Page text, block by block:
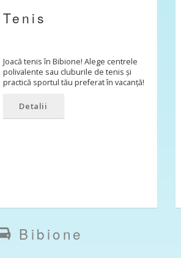
Tenis
Joacă tenis în Bibione! Alege centrele
polivalente sau cluburile de tenis și
practică sportul tău preferat în vacanță!
Detalii
Bibione